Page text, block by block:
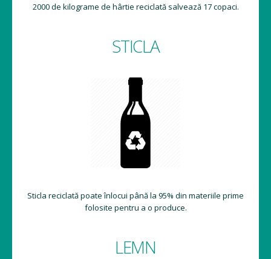
2000 de kilograme de hârtie reciclată salvează 17 copaci.
STICLA
Sticla reciclată poate înlocui până la 95% din materiile prime
folosite pentru a o produce.
LEMN